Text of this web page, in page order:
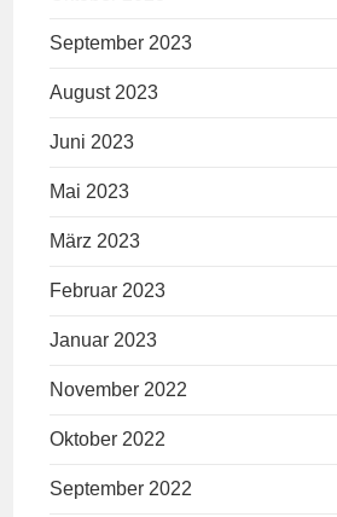
September 2023
August 2023
Juni 2023
Mai 2023
März 2023
Februar 2023
Januar 2023
November 2022
Oktober 2022
September 2022